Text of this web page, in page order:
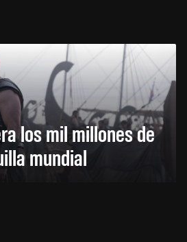
los mil millones de
mundial